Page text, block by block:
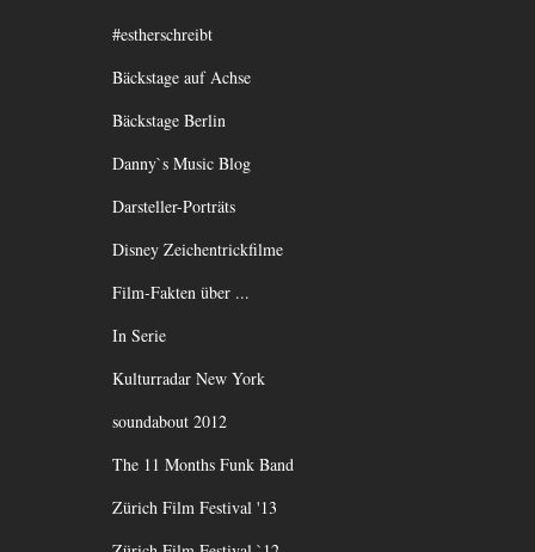
#estherschreibt
Bäckstage auf Achse
Bäckstage Berlin
Danny`s Music Blog
Darsteller-Porträts
Disney Zeichentrickfilme
Film-Fakten über ...
In Serie
Kulturradar New York
soundabout 2012
The 11 Months Funk Band
Zürich Film Festival '13